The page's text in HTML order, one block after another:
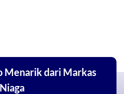
Menarik dari Markas
Niaga